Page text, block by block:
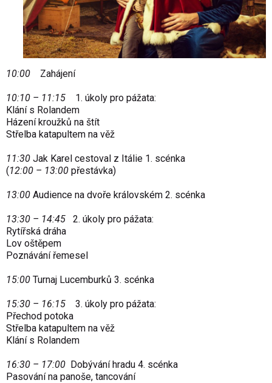
10:00 Zahájení
10:10 – 11:15
1. úkoly pro pážata:
Klání s Rolandem
Házení kroužků na štít
Střelba katapultem na věž
11:30 Jak Karel cestoval z Itálie 1. scénka
(12:00 – 13:00 přestávka)
13:00 Audience na dvoře královském 2. scénka
13:30 – 14:45 2. úkoly pro pážata:
Rytířská dráha
Lov oštěpem
Poznávání řemesel
15:00 Turnaj Lucemburků 3. scénka
15:30 – 16:15
3. úkoly pro pážata:
Přechod potoka
Střelba katapultem na věž
Klání s Rolandem
16:30 – 17:00 Dobývání hradu 4. scénka
Pasování na panoše, tancování